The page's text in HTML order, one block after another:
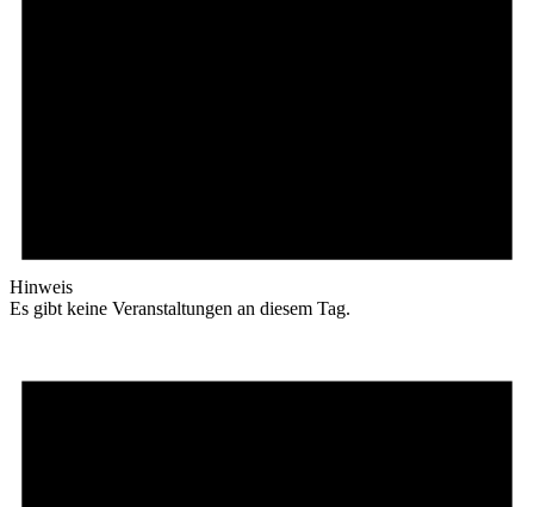
Hinweis
Es gibt keine Veranstaltungen an diesem Tag.